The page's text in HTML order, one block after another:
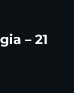
– 21